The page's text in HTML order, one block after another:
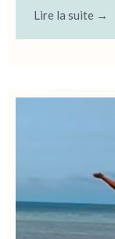
Lire la suite →